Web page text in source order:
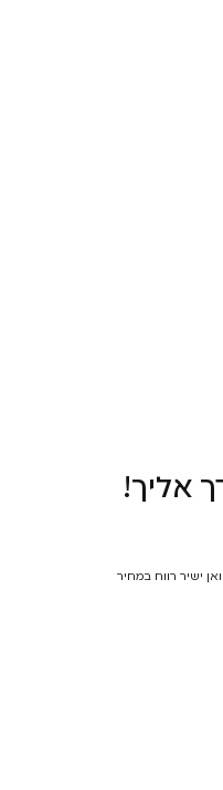
אליך!
ישיר רווח במחיר